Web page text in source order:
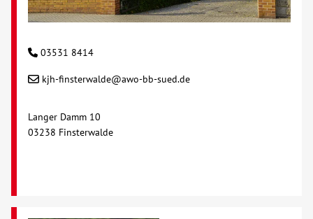
03531 8414
kjh-finsterwalde@awo-bb-sued.de
Langer Damm 10
03238 Finsterwalde